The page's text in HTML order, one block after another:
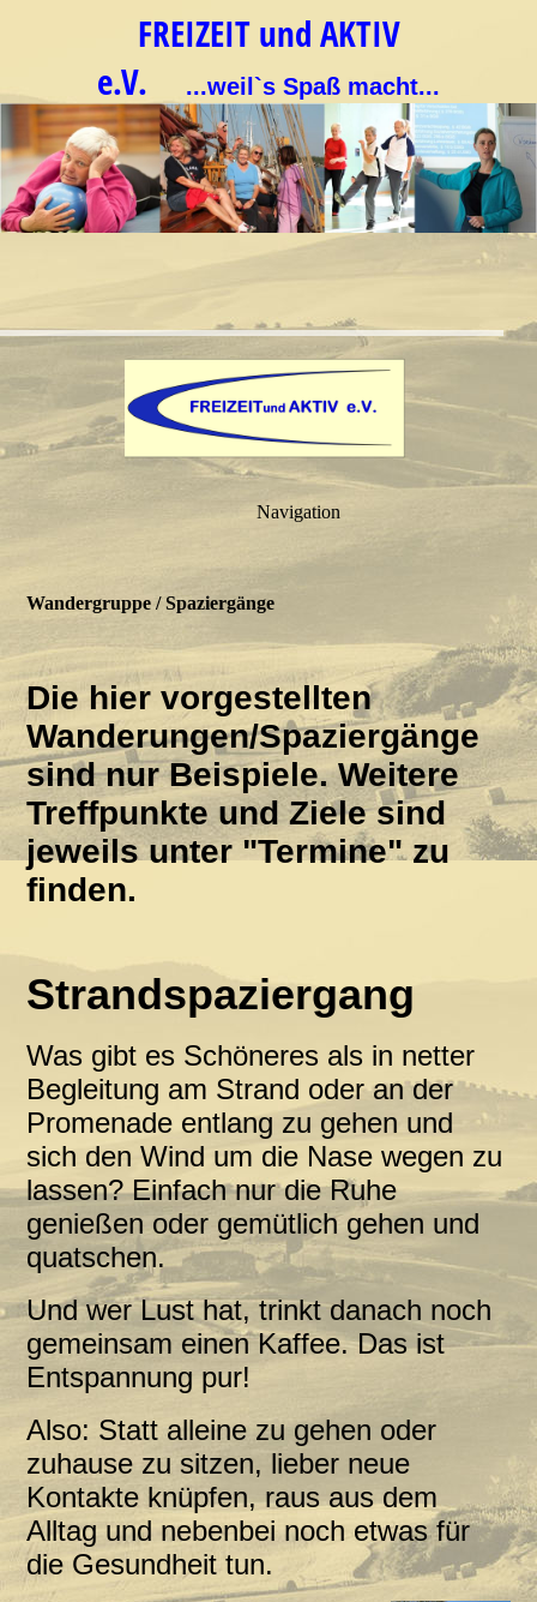
FREIZEIT und AKTIV
e.V.
...weil`s Spaß macht...
Navigation
Wandergruppe / Spaziergänge
Die hier vorgestellten
Wanderungen/Spaziergänge
sind nur Beispiele. Weitere
Treffpunkte und Ziele sind
jeweils unter "Termine" zu
finden.
Strandspaziergang
Was gibt es Schöneres als in netter
Begleitung am Strand oder an der
Promenade entlang zu gehen und
sich den Wind um die Nase wegen zu
lassen? Einfach nur die Ruhe
genießen oder gemütlich gehen und
quatschen.
Und wer Lust hat, trinkt danach noch
gemeinsam einen Kaffee. Das ist
Entspannung pur!
Also: Statt alleine zu gehen oder
zuhause zu sitzen, lieber neue
Kontakte knüpfen, raus aus dem
Alltag und nebenbei noch etwas für
die Gesundheit tun.